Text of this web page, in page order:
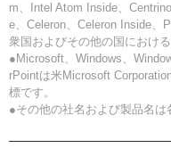
m、Intel Atom Inside、
e、Celeron、Celeron Inside、
衆国およびその他の国におけ
●Microsoft、Windows、
rPointは米Microsoft
標です。
●その他の社名および製品名は